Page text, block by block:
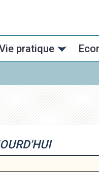
pratique